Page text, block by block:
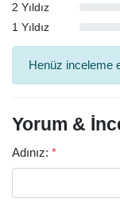
2 Yıldız
1 Yıldız
Henüz inceleme
Yorum &
Adınız: *